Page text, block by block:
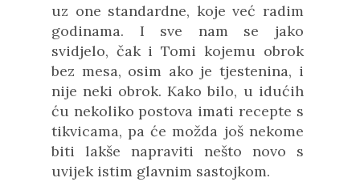
uz one standardne, koje već radim
godinama. I sve nam se jako
svidjelo, čak i Tomi kojemu obrok
bez mesa, osim ako je tjestenina, i
nije neki obrok. Kako bilo, u idućih
ću nekoliko postova imati recepte s
tikvicama, pa će možda još nekome
biti lakše napraviti nešto novo s
uvijek istim glavnim sastojkom.